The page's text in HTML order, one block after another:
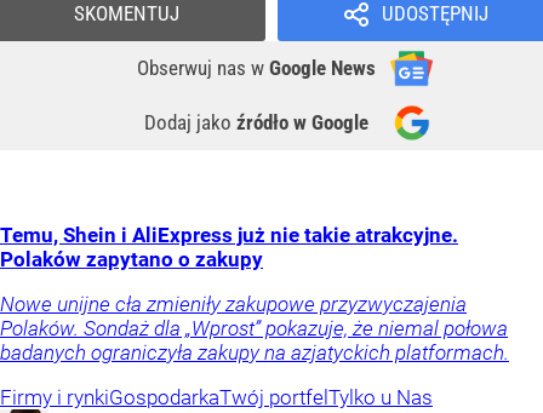
UDOSTĘPNIJ
Obserwuj nas w Google News
Dodaj jako źródło w Google
SKOMENTUJ
Temu, Shein i AliExpress już nie takie atrakcyjne.
Polaków zapytano o zakupy
Nowe unijne cła zmieniły zakupowe przyzwyczajenia
Polaków. Sondaż dla „Wprost” pokazuje, że niemal połowa
badanych ograniczyła zakupy na azjatyckich platformach.
Firmy i rynkiGospodarkaTwój portfel Tylko u Nas